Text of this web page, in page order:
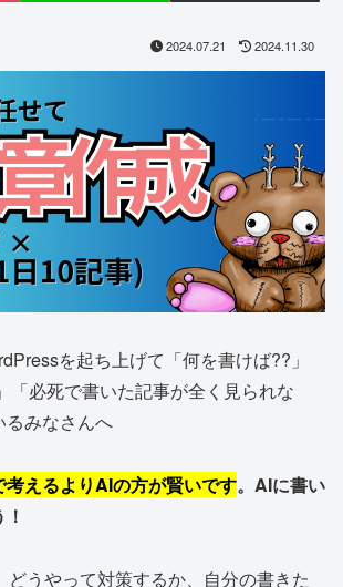
2024.07.21 2024.11.30
を起ち上げて「何を書けば??」
「必死で書いた記事が全く見られな
みなさんへ
えるよりAIの方が賢いです。AIに書い
どうやって対策するか、自分の書きた